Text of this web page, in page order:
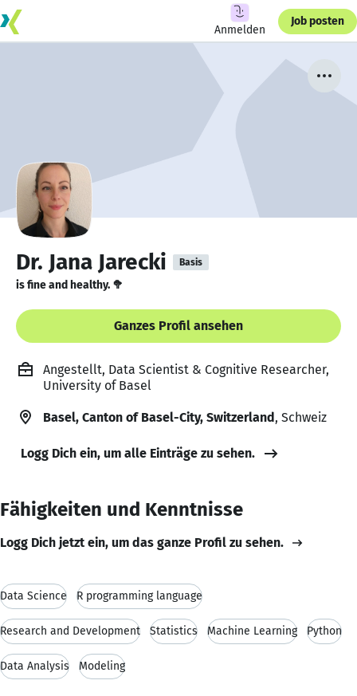
Anmelden
Job posten
Dr. Jana Jarecki Basis
is fine and healthy. 🥦
Ganzes Profil ansehen
Angestellt, Data Scientist & Cognitive Researcher,
University of Basel
Basel, Canton of Basel-City, Switzerland, Schweiz
Logg Dich ein, um alle Einträge zu sehen.
Fähigkeiten und Kenntnisse
Logg Dich jetzt ein, um das ganze Profil zu sehen.
Data Science R programming language
Research and Development Statistics Machine Learning Python
Data Analysis Modeling